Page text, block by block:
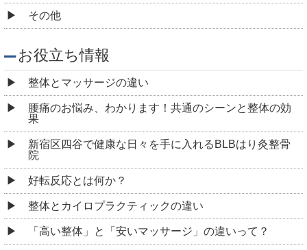
その他
お役立ち情報
整体とマッサージの違い
腰痛のお悩み、わかります！共通のシーンと整体の効
果
新宿区四谷で健康な日々を手に入れるBLBはり灸整骨
院
好転反応とは何か？
整体とカイロプラクティックの違い
「高い整体」と「安いマッサージ」の違いって？